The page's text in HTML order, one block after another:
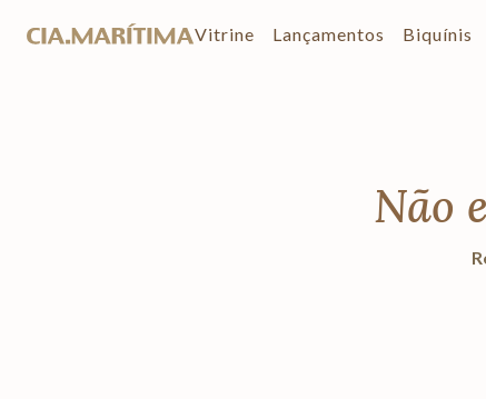
Vitrine Lançamentos Biquínis
Não